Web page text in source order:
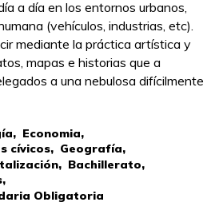
a día en los entornos urbanos,
(vehículos, industrias, etc).
mediante la práctica artística y
mapas e historias que a
a una nebulosa difícilmente
Economia,
cívicos, Geografía,
Bachillerato,
Obligatoria